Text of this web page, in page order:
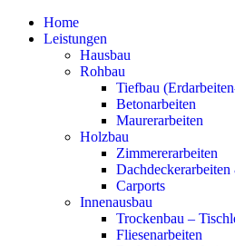
Home
Leistungen
Hausbau
Rohbau
Tiefbau
Betonarbeiten
Maurerarbeiten
Holzbau
Zimmererarbeiten
Carports
Innenausbau
Trockenbau –
Fliesenarbeiten